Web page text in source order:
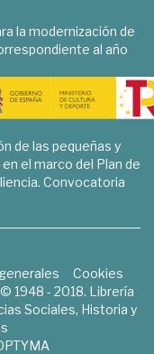
la modernización de
al año
de las pequeñas y
el marco del Plan de
Convocatoria
Cookies
1948 - 2018. Librería
Sociales, Historia y